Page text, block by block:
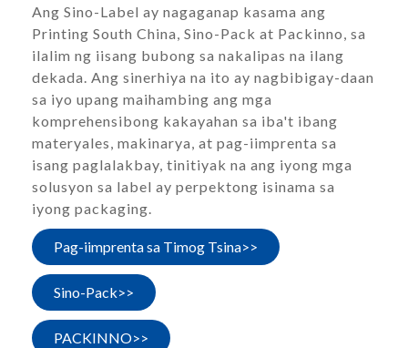
Ang Sino-Label ay nagaganap kasama ang
Printing South China, Sino-Pack at Packinno, sa
ilalim ng iisang bubong sa nakalipas na ilang
dekada. Ang sinerhiya na ito ay nagbibigay-daan
sa iyo upang maihambing ang mga
komprehensibong kakayahan sa iba't ibang
materyales, makinarya, at pag-iimprenta sa
isang paglalakbay, tinitiyak na ang iyong mga
solusyon sa label ay perpektong isinama sa
iyong packaging.
Pag-iimprenta sa Timog Tsina>>
Sino-Pack>>
PACKINNO>>